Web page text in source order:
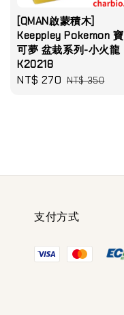
[QMAN啟蒙積木]
Keeppley Pokemon 寶
可夢 盆栽系列-小火龍
K20218
Sale
NT$ 270 Regular
NT$ 350
支付方式